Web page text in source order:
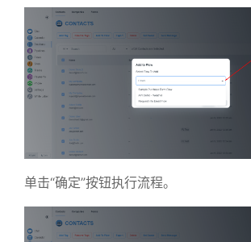
单击“确定”按钮执行流程。